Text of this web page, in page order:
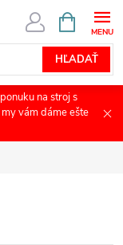
HĽADAŤ
KOŠÍK
na stroj s
vám dáme ešte